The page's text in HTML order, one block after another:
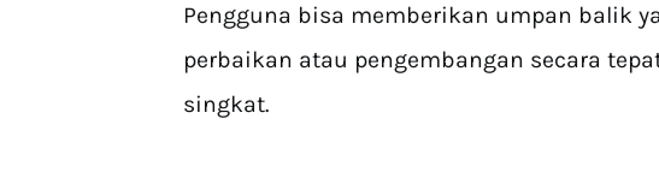
Pengguna bisa memberikan umpan balik
perbaikan atau pengembangan secara
singkat.